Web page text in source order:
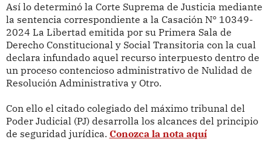
Así lo determinó la Corte Suprema de Justicia mediante
la sentencia correspondiente a la Casación N° 10349-
2024 La Libertad emitida por su Primera Sala de
Derecho Constitucional y Social Transitoria con la cual
declara infundado aquel recurso interpuesto dentro de
un proceso contencioso administrativo de Nulidad de
Resolución Administrativa y Otro.
Con ello el citado colegiado del máximo tribunal del
Poder Judicial (PJ) desarrolla los alcances del principio
de seguridad jurídica. Conozca la nota aquí